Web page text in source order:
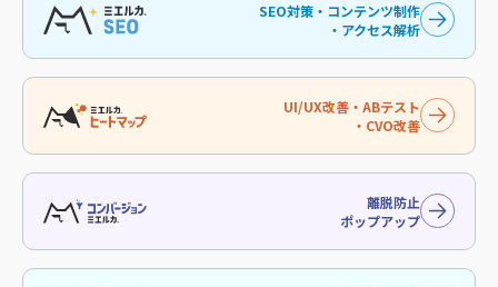
SEO対策・コンテンツ制作
・アクセス解析
UI/UX改善・ABテスト
・CVO改善
離脱防止
ポップアップ